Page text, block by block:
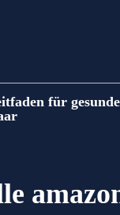
für